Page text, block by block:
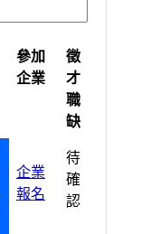
參加
企業
徵
才
職
缺
企業
報名
待
確
認